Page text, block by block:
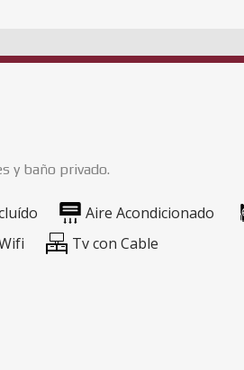
y baño privado.
Aire Acondicionado
Tv con Cable